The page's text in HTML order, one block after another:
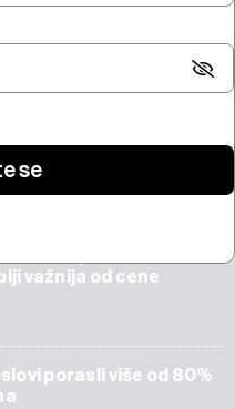
Šta pokreće
bitcoina od 100
jačanje zlata i AI
važnija od cene
porasli više od 80%
se